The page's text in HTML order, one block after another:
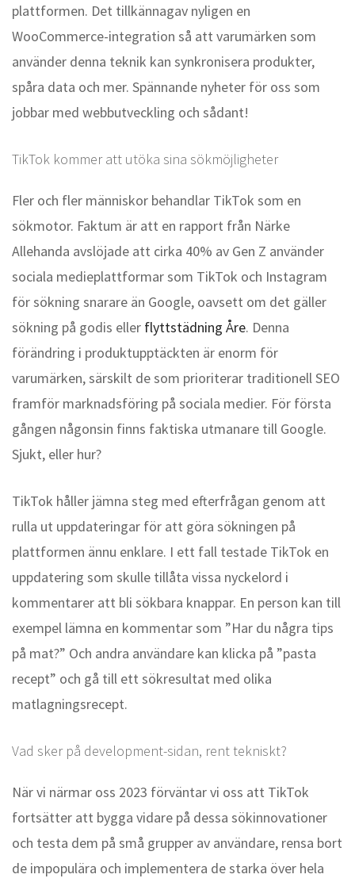
plattformen. Det tillkännagav nyligen en
WooCommerce-integration så att varumärken som
använder denna teknik kan synkronisera produkter,
spåra data och mer. Spännande nyheter för oss som
jobbar med webbutveckling och sådant!
TikTok kommer att utöka sina sökmöjligheter
Fler och fler människor behandlar TikTok som en
sökmotor. Faktum är att en rapport från Närke
Allehanda avslöjade att cirka 40% av Gen Z använder
sociala medieplattformar som TikTok och Instagram
för sökning snarare än Google, oavsett om det gäller
sökning på godis eller flyttstädning Åre. Denna
förändring i produktupptäckten är enorm för
varumärken, särskilt de som prioriterar traditionell SEO
framför marknadsföring på sociala medier. För första
gången någonsin finns faktiska utmanare till Google.
Sjukt, eller hur?
TikTok håller jämna steg med efterfrågan genom att
rulla ut uppdateringar för att göra sökningen på
plattformen ännu enklare. I ett fall testade TikTok en
uppdatering som skulle tillåta vissa nyckelord i
kommentarer att bli sökbara knappar. En person kan till
exempel lämna en kommentar som ”Har du några tips
på mat?” Och andra användare kan klicka på ”pasta
recept” och gå till ett sökresultat med olika
matlagningsrecept.
Vad sker på development-sidan, rent tekniskt?
När vi närmar oss 2023 förväntar vi oss att TikTok
fortsätter att bygga vidare på dessa sökinnovationer
och testa dem på små grupper av användare, rensa bort
de impopulära och implementera de starka över hela